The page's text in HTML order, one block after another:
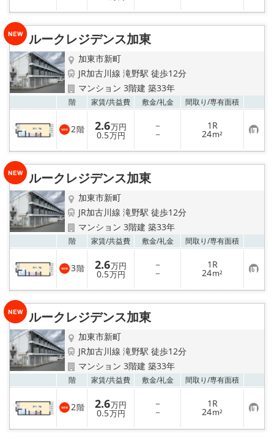
気
に
り
ルークレジデンス加東
加東市新町
JR加古川線 滝野駅 徒歩12分
マンション 3階建 築33年
階 家賃/共益費 敷金/礼金 間取り/専有面積
2階 2.6万円
0.5万円
－
－
1R
24m² お
気
に
り
ルークレジデンス加東
加東市新町
JR加古川線 滝野駅 徒歩12分
マンション 3階建 築33年
階 家賃/共益費 敷金/礼金 間取り/専有面積
3階 2.6万円
0.5万円
－
－
1R
24m² お
気
に
り
ルークレジデンス加東
加東市新町
JR加古川線 滝野駅 徒歩12分
マンション 3階建 築33年
階 家賃/共益費 敷金/礼金 間取り/専有面積
2階 2.6万円
0.5万円
－
－
1R
24m² お
気
に